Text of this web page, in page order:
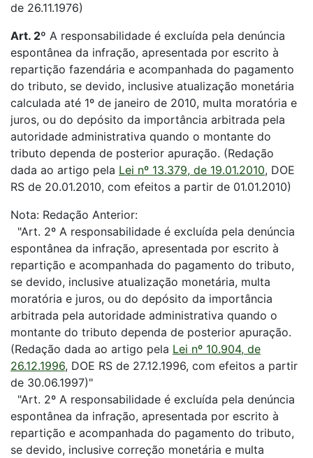
de 26.11.1976)
Art. 2º A responsabilidade é excluída pela denúncia
espontânea da infração, apresentada por escrito à
repartição fazendária e acompanhada do pagamento
do tributo, se devido, inclusive atualização monetária
calculada até 1º de janeiro de 2010, multa moratória e
juros, ou do depósito da importância arbitrada pela
autoridade administrativa quando o montante do
tributo dependa de posterior apuração. (Redação
dada ao artigo pela Lei nº 13.379, de 19.01.2010, DOE
RS de 20.01.2010, com efeitos a partir de 01.01.2010)
Nota: Redação Anterior:
"Art. 2º A responsabilidade é excluída pela denúncia
espontânea da infração, apresentada por escrito à
repartição e acompanhada do pagamento do tributo,
se devido, inclusive atualização monetária, multa
moratória e juros, ou do depósito da importância
arbitrada pela autoridade administrativa quando o
montante do tributo dependa de posterior apuração.
(Redação dada ao artigo pela Lei nº 10.904, de
26.12.1996, DOE RS de 27.12.1996, com efeitos a partir
de 30.06.1997)"
"Art. 2º A responsabilidade é excluída pela denúncia
espontânea da infração, apresentada por escrito à
repartição e acompanhada do pagamento do tributo,
se devido, inclusive correção monetária e multa